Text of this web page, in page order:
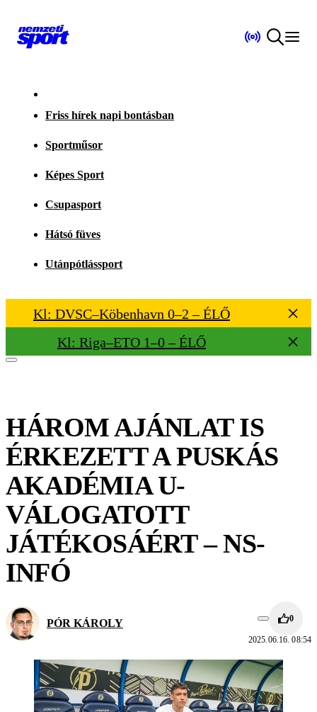
Friss hírek napi bontásban
Sportműsor
Képes Sport
Csupasport
Hátsó füves
Utánpótlássport
Kl: DVSC–Köbenhavn 0–2 – ÉLŐ
Kl: Riga–ETO 1–0 – ÉLŐ
HÁROM AJÁNLAT IS
ÉRKEZETT A PUSKÁS
AKADÉMIA U-
VÁLOGATOTT
JÁTÉKOSÁÉRT – NS-
INFÓ
PÓR KÁROLY 0
2025.06.16. 08:54